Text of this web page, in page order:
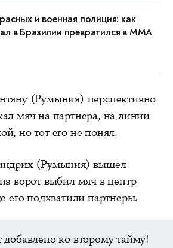
и военная полиция: как
в Бразилии превратился в MMA
(Румыния) перспективно
мяч на партнера, на линии
но тот его не понял.
(Румыния) вышел
ворот выбил мяч в центр
его подхватили партнеры.
добавлено ко второму тайму!